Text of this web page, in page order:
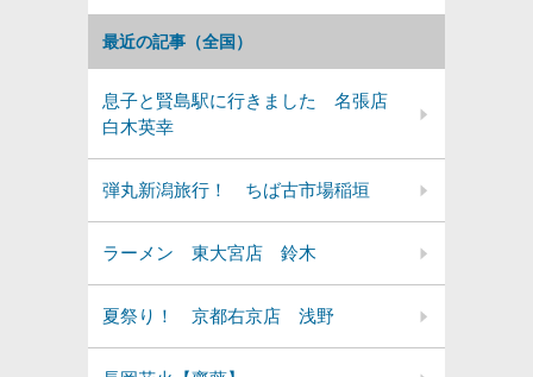
最近の記事（全国）
息子と賢島駅に行きました 名張店
白木英幸
弾丸新潟旅行！ ちば古市場稲垣
ラーメン 東大宮店 鈴木
夏祭り！ 京都右京店 浅野